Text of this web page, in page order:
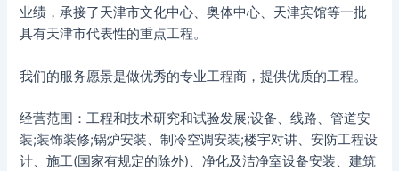
业绩，承接了天津市文化中心、奥体中心、天津宾馆等一批
具有天津市代表性的重点工程。
我们的服务愿景是做优秀的专业工程商，提供优质的工程。
经营范围：工程和技术研究和试验发展;设备、线路、管道安
装;装饰装修;锅炉安装、制冷空调安装;楼宇对讲、安防工程设
计、施工(国家有规定的除外)、净化及洁净室设备安装、建筑